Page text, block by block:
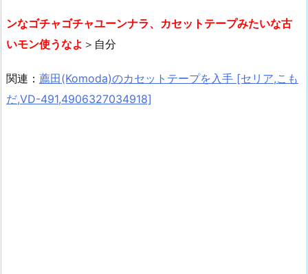
ンなゴチャゴチャユーンナラ、カセットテープみたいな古
いモン使うなよ ＞自分
関連： 薦田(Komoda)のカセットテープを入手 [セリア,こも
だ,VD-491,4906327034918]